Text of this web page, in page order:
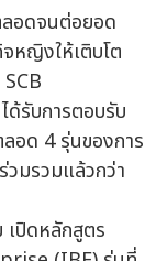
ลอดจนต่อยอด
หญิงให้เติบโต
รับการตอบรับ
อด 4 รุ่นของการ
วมรวมแล้วกว่า